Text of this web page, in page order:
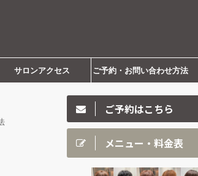
サロンアクセス ご予約・お問い合わせ方法
ご予約はこちら
メニュー・料金表